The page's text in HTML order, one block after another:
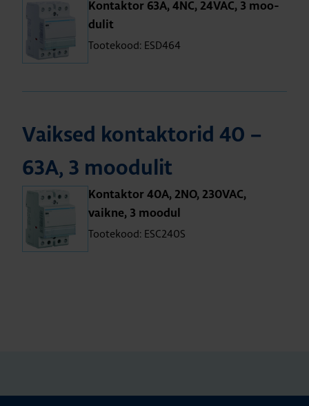
Kon­tak­tor 63A, 4NC, 24VAC, 3 moo­
du­lit
Tootekood: ESD464
Vaik­sed kon­tak­to­rid 40 –
63A, 3 moo­du­lit
Kon­tak­tor 40A, 2NO, 230VAC,
vaikne, 3 moo­dul
Tootekood: ESC240S